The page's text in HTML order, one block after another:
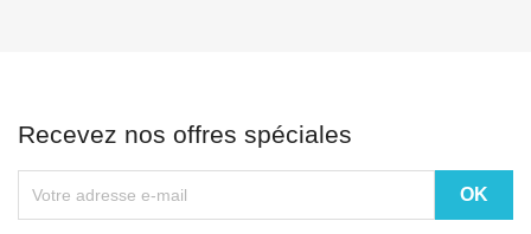
Recevez nos offres spéciales